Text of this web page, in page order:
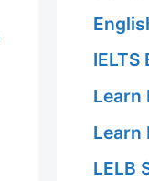
Learn
Learn
LELB